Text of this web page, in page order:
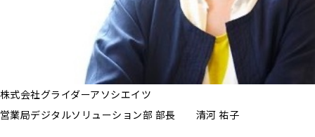
株式会社グライダーアソシエイツ
営業局デジタルソリューション部 部長 清河 祐子